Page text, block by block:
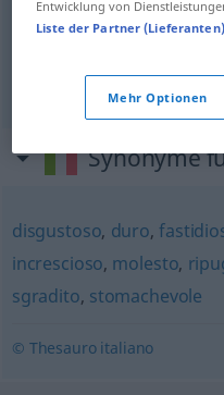
bedauerlich spiacevole
Synonyme
disgustoso, duro,
increscioso, molesto,
sgradito, stomachevole
© Thesauro italiano
Entwicklung von
Liste der Partner (Lieferanten)
Mehr Optionen